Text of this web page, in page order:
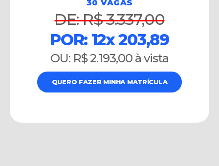
30 VAGAS
DE: R$ 3.337,00
POR: 12x 203,89
OU: R$ 2.193,00 à vista
QUERO FAZER MINHA MATRÍCULA